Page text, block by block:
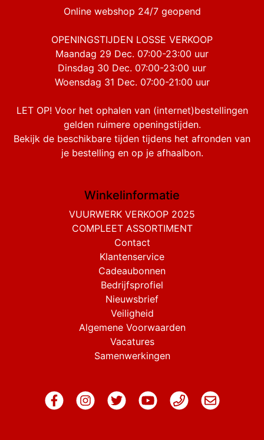
Online webshop 24/7 geopend
OPENINGSTIJDEN LOSSE VERKOOP
Maandag 29 Dec. 07:00-23:00 uur
Dinsdag 30 Dec. 07:00-23:00 uur
Woensdag 31 Dec. 07:00-21:00 uur
LET OP! Voor het ophalen van (internet)bestellingen
gelden ruimere openingstijden.
Bekijk de beschikbare tijden tijdens het afronden van
je bestelling en op je afhaalbon.
Winkelinformatie
VUURWERK VERKOOP 2025
COMPLEET ASSORTIMENT
Contact
Klantenservice
Cadeaubonnen
Bedrijfsprofiel
Nieuwsbrief
Veiligheid
Algemene Voorwaarden
Vacatures
Samenwerkingen